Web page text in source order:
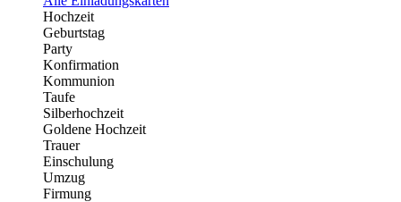
Hochzeit
Geburtstag
Party
Konfirmation
Kommunion
Taufe
Silberhochzeit
Goldene Hochzeit
Trauer
Einschulung
Umzug
Firmung